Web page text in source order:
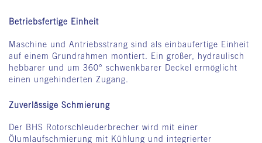
Betriebsfertige Einheit
Maschine und Antriebsstrang sind als einbaufertige Einheit
auf einem Grundrahmen montiert. Ein großer, hydraulisch
hebbarer und um 360° schwenkbarer Deckel ermöglicht
einen ungehinderten Zugang.
Zuverlässige Schmierung
Der BHS Rotorschleuderbrecher wird mit einer
Ölumlaufschmierung mit Kühlung und integrierter